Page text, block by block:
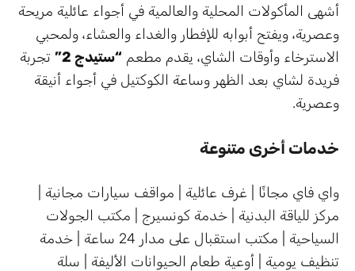
أشهى المأكولات المحلية والعالمية في أجواء عائلية مريحة
وعصرية، ويفتح أبوابه للإفطار والغداء والعشاء، ولمحبي
الاسترخاء وأوقات الشاي، يقدم مطعم “ستيدج 2”
تجربة
فريدة لشاي بعد الظهر وساعة الكوكتيل في أجواء أنيقة
وعصرية.
خدمات أخرى متنوعة
واي فاي مجانًا | غرف عائلية | مواقف سيارات مجانية |
مركز للياقة البدنية | خدمة كونسيرج | مكتب الجولات
السياحية | مكتب استقبال على مدار 24 ساعة | خدمة
تنظيف يومية | أوعية طعام الحيوانات الأليفة | سلة